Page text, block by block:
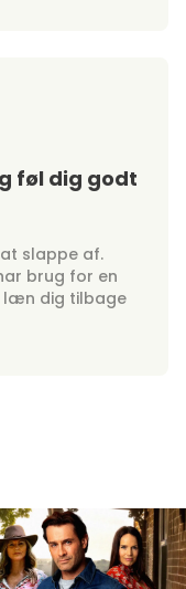
føl dig godt
slappe af.
brug for en
læn dig tilbage